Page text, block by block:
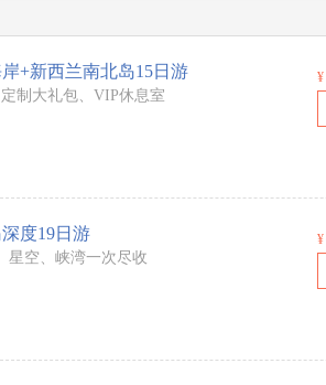
+新西兰南北岛15日游
制大礼包、VIP休息室
¥
度19日游
星空、峡湾一次尽收
¥